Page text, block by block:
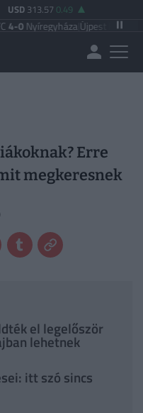
USD 313.57 0.49
|Újpest FC 4-2Debreceni
Erre
megkeresnek
el legelőször
lehetnek
itt szó sincs